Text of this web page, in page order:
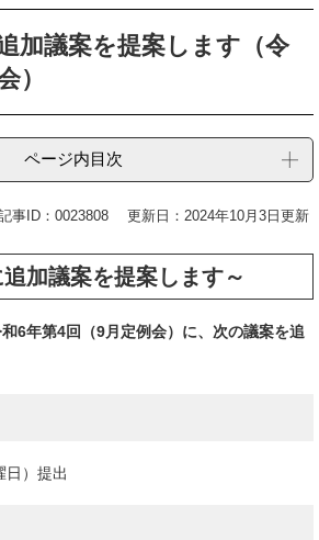
加議案を提案します（令
）
ページ内目次
事ID：0023808 更新日：2024年10月3日更新
加議案を提案します～
6年第4回（9月定例会）に、次の議案を追
日）提出